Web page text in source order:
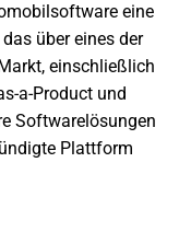
eine
über eines der
einschließlich
a-Product und
Softwarelösungen
Plattform